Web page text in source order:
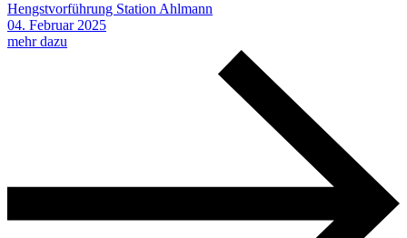
Hengstvorführung Station Ahlmann
04. Februar 2025
mehr dazu